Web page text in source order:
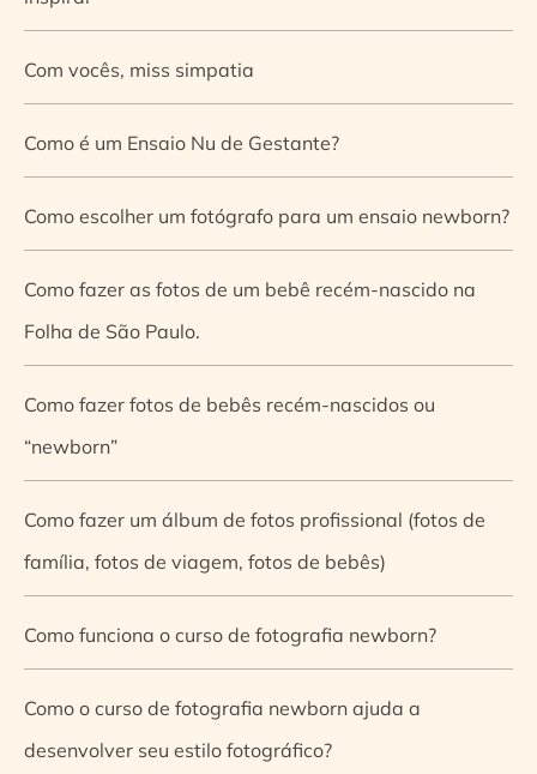
Com vocês, miss simpatia
Como é um Ensaio Nu de Gestante?
Como escolher um fotógrafo para um ensaio newborn?
Como fazer as fotos de um bebê recém-nascido na
Folha de São Paulo.
Como fazer fotos de bebês recém-nascidos ou
“newborn”
Como fazer um álbum de fotos profissional (fotos de
família, fotos de viagem, fotos de bebês)
Como funciona o curso de fotografia newborn?
Como o curso de fotografia newborn ajuda a
desenvolver seu estilo fotográfico?